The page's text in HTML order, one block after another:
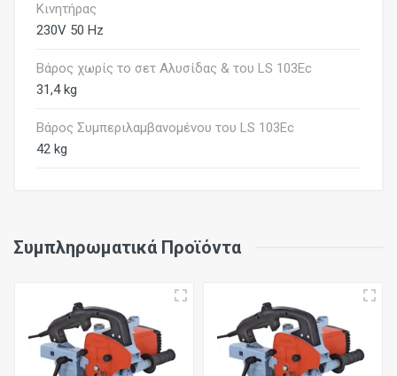
Κινητήρας
230V 50 Hz
Βάρος χωρίς το σετ Αλυσίδας & του LS 103Ec
31,4 kg
Βάρος Συμπεριλαμβανομένου του LS 103Ec
42 kg
Συμπληρωματικά Προϊόντα